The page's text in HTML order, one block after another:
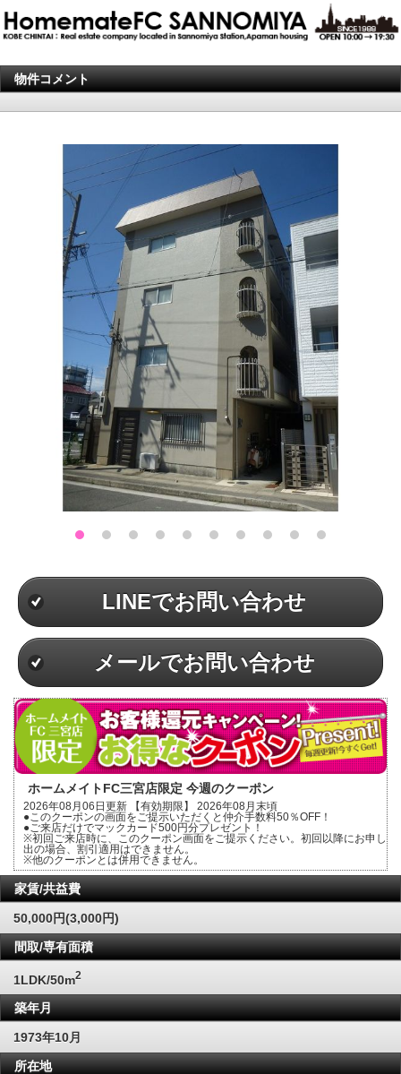
物件コメント
LINEでお問い合わせ
メールでお問い合わせ
ホームメイトFC三宮店限定 今週のクーポン
2026年08月06日更新 【有効期限】 2026年08月末頃
●このクーポンの画面をご提示いただくと仲介手数料50％OFF！
●ご来店だけでマックカード500円分プレゼント！
※初回ご来店時に、このクーポン画面をご提示ください。初回以降にお申し
出の場合、割引適用はできません。
※他のクーポンとは併用できません。
家賃/共益費
50,000円(3,000円)
間取/専有面積
1LDK/50m2
築年月
1973年10月
所在地